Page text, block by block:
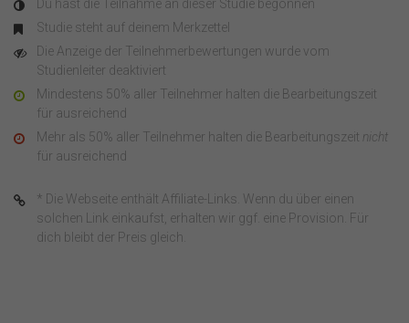
Du hast die Teilnahme an dieser Studie begonnen
Studie steht auf deinem Merkzettel
Die Anzeige der Teilnehmerbewertungen wurde vom
Studienleiter deaktiviert
Mindestens 50% aller Teilnehmer halten die Bearbeitungszeit
für ausreichend
Mehr als 50% aller Teilnehmer halten die Bearbeitungszeit nicht
für ausreichend
* Die Webseite enthält Affiliate-Links. Wenn du über einen
solchen Link einkaufst, erhalten wir ggf. eine Provision. Für
dich bleibt der Preis gleich.